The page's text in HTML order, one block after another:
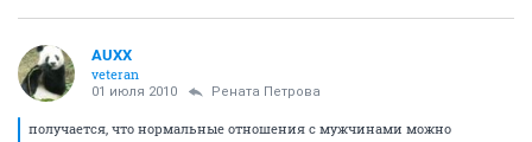
AUXX
veteran
01 июля 2010 Рената Петрова
получается, что нормальные отношения с мужчинами можно